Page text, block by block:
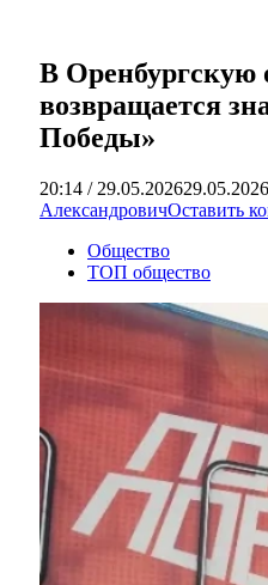
В Оренбургскую
возвращается
Победы»
20:14 / 29.05.202629.05.2026
АлександровичОставить
Общество
ТОП общество